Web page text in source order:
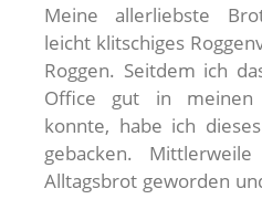
Meine allerliebste
leicht klitschiges
Roggen. Seitdem ich
Office gut in meinen
konnte, habe ich
gebacken.
Alltagsbrot geworden